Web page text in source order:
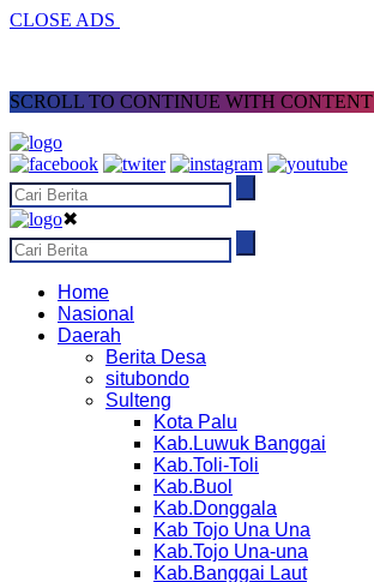
CLOSE ADS
SCROLL TO CONTINUE WITH CONTENT
✖
Home
Nasional
Daerah
Berita Desa
situbondo
Sulteng
Kota Palu
Kab.Luwuk Banggai
Kab.Toli-Toli
Kab.Buol
Kab.Donggala
Kab Tojo Una Una
Kab.Tojo Una-una
Kab.Banggai Laut